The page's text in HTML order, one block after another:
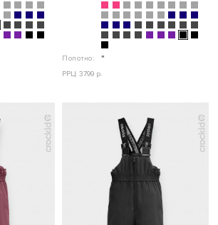
Полотно:
"
РРЦ: 3799 р.